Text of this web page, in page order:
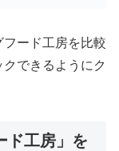
フード工房を比較
できるようにク
ド工房」を